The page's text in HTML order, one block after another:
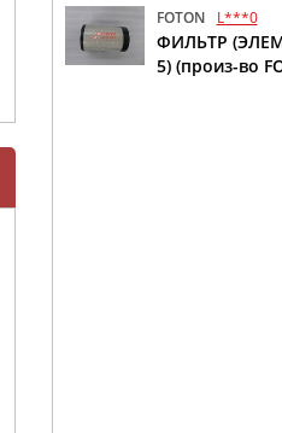
FOTON L***0
ФИЛЬТР
5) (произ-во